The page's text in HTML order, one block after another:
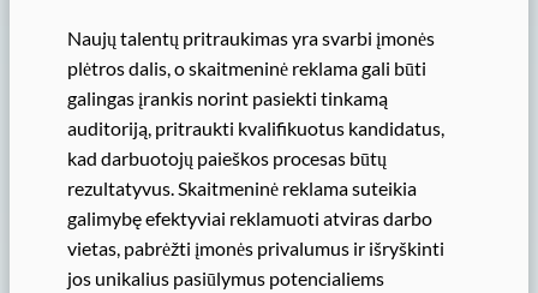
Naujų talentų pritraukimas yra svarbi įmonės
plėtros dalis, o skaitmeninė reklama gali būti
galingas įrankis norint pasiekti tinkamą
auditoriją, pritraukti kvalifikuotus kandidatus,
kad darbuotojų paieškos procesas būtų
rezultatyvus. Skaitmeninė reklama suteikia
galimybę efektyviai reklamuoti atviras darbo
vietas, pabrėžti įmonės privalumus ir išryškinti
jos unikalius pasiūlymus potencialiems